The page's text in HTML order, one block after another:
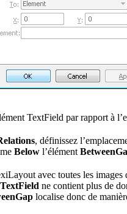
TextField par rapport à
, définissez
Below l’élément
avec toutes les images
TextField ne contient plus de
localise donc de